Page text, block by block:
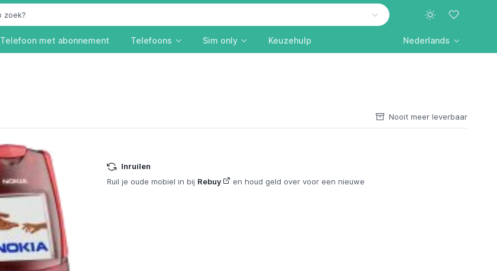
Telefoon met abonnement Telefoons Sim only Keuzehulp Nederlands
Nooit meer leverbaar
Inruilen
Ruil je oude mobiel in bij Rebuy en houd geld over voor een nieuwe